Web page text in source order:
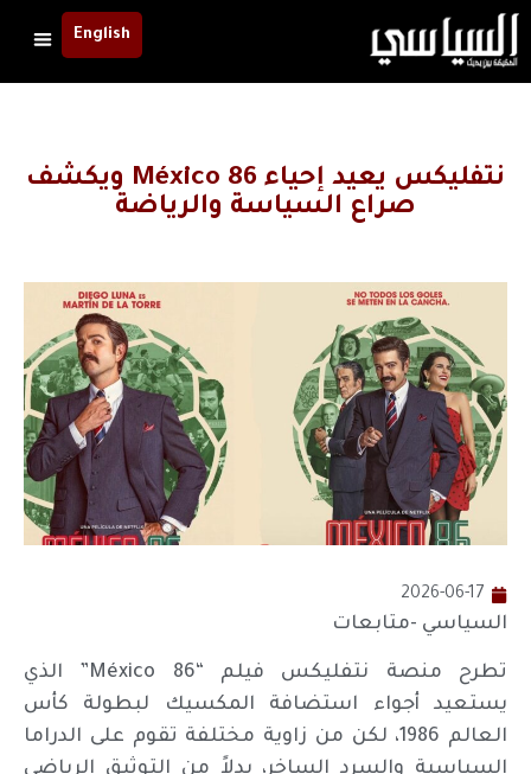
English
نتفليكس يعيد إحياء México 86 ويكشف
صراع السياسة والرياضة
2026-06-17
السياسي -متابعات
تطرح منصة نتفليكس فيلم “México 86” الذي
يستعيد أجواء استضافة المكسيك لبطولة كأس
العالم 1986، لكن من زاوية مختلفة تقوم على الدراما